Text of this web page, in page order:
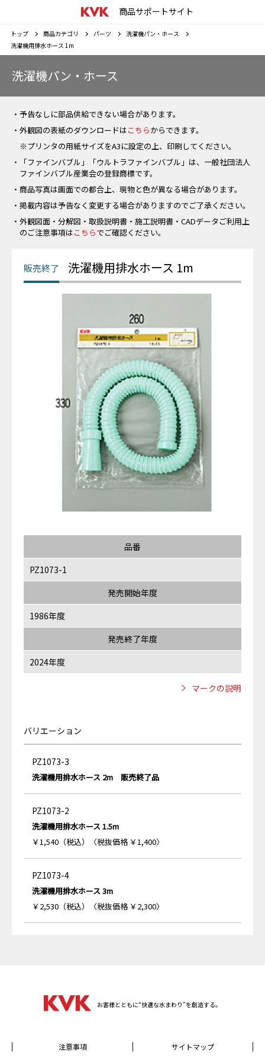
商品サポートサイト
トップ 商品カテゴリ パーツ
洗濯機パン・ホース
洗濯機用排水ホース 1m
洗濯機パン・ホース
・予告なしに部品供給できない場合があります。
・外観図の表紙のダウンロードはこちらからできます。
※プリンタの用紙サイズをA3に設定の上、印刷してください。
・「ファインバブル」「ウルトラファインバブル」は、一般社団法人
ファインバブル産業会の登録商標です。
・商品写真は画面での都合上、現物と色が異なる場合があります。
・掲載内容は予告なく変更する場合がありますのでご了承ください。
・外観図面・分解図・取扱説明書・施工説明書・CADデータご利用上
のご注意事項はこちらでご確認ください。
洗濯機用排水ホース 1m
品番
PZ1073-1
発売開始年度
1986年度
発売終了年度
2024年度
マークの説明
バリエーション
PZ1073-3
洗濯機用排水ホース 2m 販売終了品
PZ1073-2
洗濯機用排水ホース 1.5m
￥1,540（税込）〈税抜価格 ￥1,400〉
PZ1073-4
洗濯機用排水ホース 3m
￥2,530（税込）〈税抜価格 ￥2,300〉
お客様とともに“快適な水まわり”を創造する。
注意事項 サイトマップ